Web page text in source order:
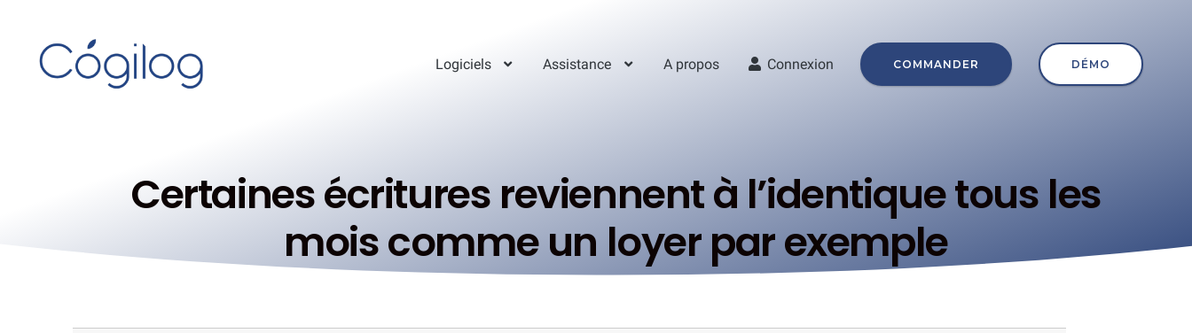
Logiciels Assistance A propos Connexion COMMANDER DÉMO
Certaines écritures reviennent à l’identique tous les
mois comme un loyer par exemple